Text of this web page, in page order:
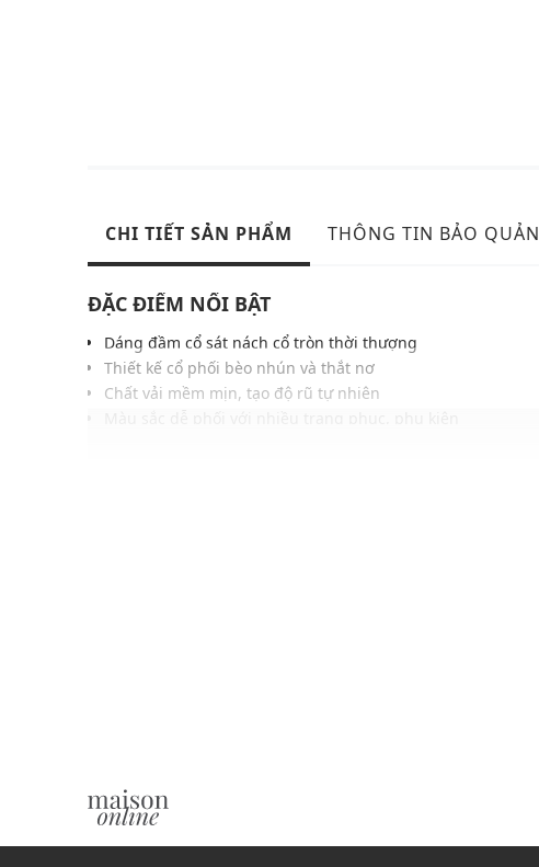
CHI TIẾT SẢN PHẨM THÔNG TIN BẢO QUẢN
ĐẶC ĐIỂM NỔI BẬT
Dáng đầm cổ sát nách cổ tròn thời thượng
Thiết kế cổ phối bèo nhún và thắt nơ
Chất vải mềm mịn, tạo độ rũ tự nhiên